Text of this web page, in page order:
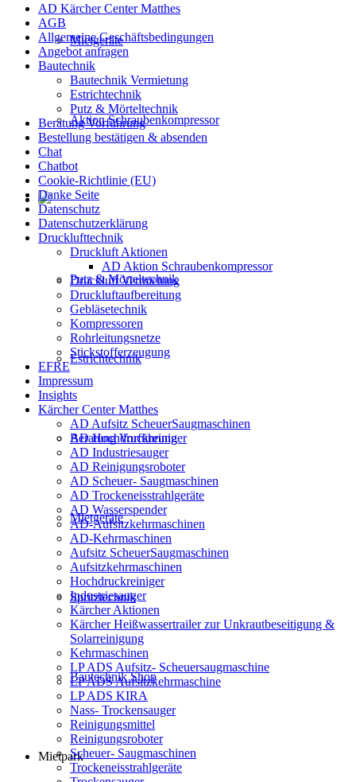
Mietgeräte
Aktion Schraubenkompressor
Putz & Mörteltechnik
Estrichtechnik
Beratung Vorführung
Mietgeräte
Spritztechnik
Bautechnik Shop
Mietpark
AD Kärcher Center Matthes
AGB
Allgemeine Geschäftsbedingungen
Angebot anfragen
Bautechnik
Bautechnik Vermietung
Estrichtechnik
Putz & Mörteltechnik
Beratung Vorführung
Bestellung bestätigen & absenden
Chat
Chatbot
Cookie-Richtlinie (EU)
Danke Seite
Datenschutz
Datenschutzerklärung
Drucklufttechnik
Druckluft Aktionen
AD Aktion Schraubenkompressor
Druckluft Vermietung
Druckluftaufbereitung
Gebläsetechnik
Kompressoren
Rohrleitungsnetze
Stickstofferzeugung
EFRE
Impressum
Insights
Kärcher Center Matthes
AD Aufsitz ScheuerSaugmaschinen
AD Hochdruckreiniger
AD Industriesauger
AD Reinigungsroboter
AD Scheuer- Saugmaschinen
AD Trockeneisstrahlgeräte
AD Wasserspender
AD-Aufsitzkehrmaschinen
AD-Kehrmaschinen
Aufsitz ScheuerSaugmaschinen
Aufsitzkehrmaschinen
Hochdruckreiniger
Industriesauger
Kärcher Aktionen
Kärcher Heißwassertrailer zur Unkrautbeseitigung &
Solarreinigung
Kehrmaschinen
LP ADS Aufsitz- Scheuersaugmaschine
LP ADS Aufsitzkehrmaschine
LP ADS KIRA
Nass- Trockensauger
Reinigungsmittel
Reinigungsroboter
Scheuer- Saugmaschinen
Trockeneisstrahlgeräte